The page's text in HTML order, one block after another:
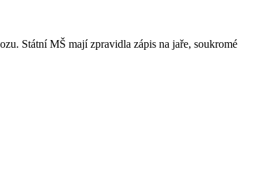
Státní MŠ mají zpravidla zápis na jaře, soukromé